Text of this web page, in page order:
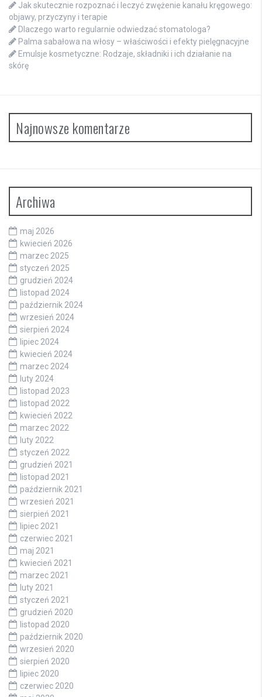
Jak skutecznie rozpoznać i leczyć zwężenie kanału kręgowego:
objawy, przyczyny i terapie
Dlaczego warto regularnie odwiedzać stomatologa?
Palma sabałowa na włosy – właściwości i efekty pielęgnacyjne
Emulsje kosmetyczne: Rodzaje, składniki i ich działanie na
skórę
Najnowsze komentarze
Archiwa
maj 2026
kwiecień 2026
marzec 2025
styczeń 2025
grudzień 2024
listopad 2024
październik 2024
wrzesień 2024
sierpień 2024
lipiec 2024
kwiecień 2024
marzec 2024
luty 2024
listopad 2023
listopad 2022
kwiecień 2022
marzec 2022
luty 2022
styczeń 2022
grudzień 2021
listopad 2021
październik 2021
wrzesień 2021
sierpień 2021
lipiec 2021
czerwiec 2021
maj 2021
kwiecień 2021
marzec 2021
luty 2021
styczeń 2021
grudzień 2020
listopad 2020
październik 2020
wrzesień 2020
sierpień 2020
lipiec 2020
czerwiec 2020